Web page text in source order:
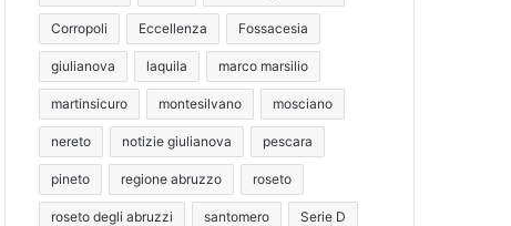
Corropoli Eccellenza Fossacesia
giulianova laquila marco marsilio
martinsicuro montesilvano mosciano
nereto notizie giulianova pescara
pineto regione abruzzo roseto
roseto degli abruzzi santomero Serie D